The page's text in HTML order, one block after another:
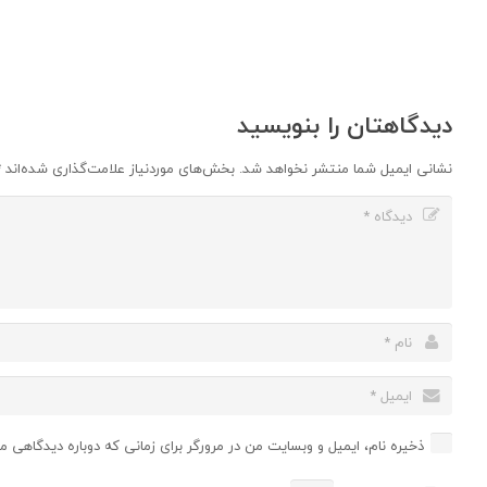
دیدگاهتان را بنویسید
نشانی ایمیل شما منتشر نخواهد شد. بخش‌های موردنیاز علامت‌گذاری شده‌اند
ذخیره نام، ایمیل و وبسایت من در مرورگر برای زمانی که دوباره